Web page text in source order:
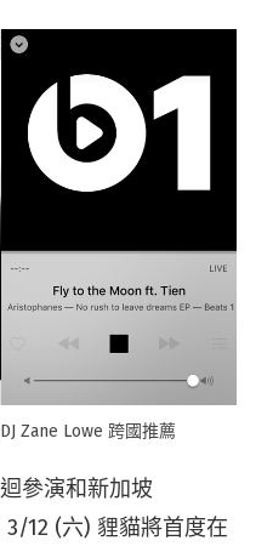
Zane Lowe 跨國推薦
參演和新加坡
12 (六) 貍貓將首度在